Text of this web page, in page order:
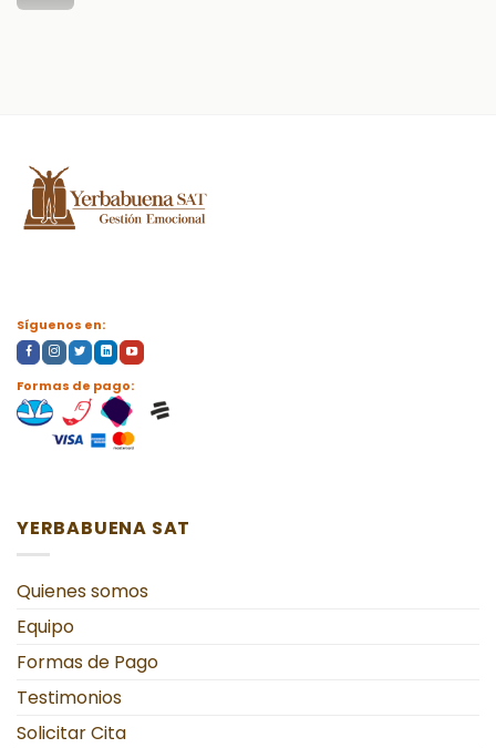
Síguenos en:
Formas de pago:
YERBABUENA SAT
Quienes somos
Equipo
Formas de Pago
Testimonios
Solicitar Cita